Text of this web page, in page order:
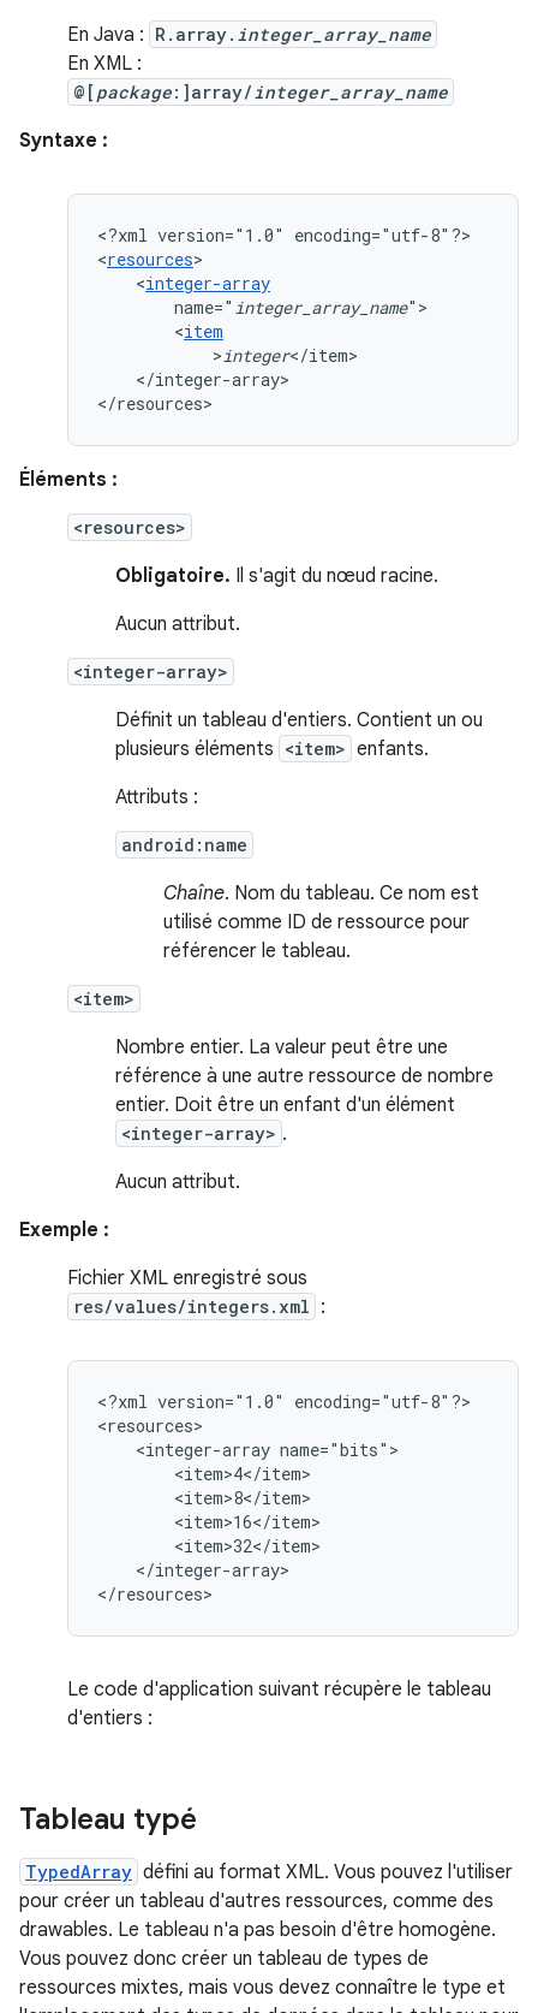
En Java : R.array. integer_array_name
En XML :
@[ package:]array/integer_array_name
Syntaxe :
<?xml version="1.0"
encoding="utf-8"?>
<resources
<integer-array
name=" integer_array_name
<item
>integer
</integer-array>
</resources>
Éléments :
<resources>
Obligatoire. Il s'agit du nœud racine.
Aucun attribut.
<integer-array>
Définit un tableau d'entiers. Contient un ou
plusieurs éléments <item> enfants.
Attributs :
android:name
Chaîne. Nom du tableau. Ce nom est
utilisé comme ID de ressource pour
référencer le tableau.
<item>
Nombre entier. La valeur peut être une
référence à une autre ressource de nombre
entier. Doit être un enfant d'un élément
<integer-array> .
Aucun attribut.
Exemple :
Fichier XML enregistré sous
res/values/integers.xml :
<?xml version="1.0"
encoding="utf-8"?>
<integer-array
</integer-array>
</resources>
Le code d'application suivant récupère le tableau
d'entiers :
Tableau typé
TypedArray défini au format XML. Vous pouvez l'utiliser
pour créer un tableau d'autres ressources, comme des
drawables. Le tableau n'a pas besoin d'être homogène.
Vous pouvez donc créer un tableau de types de
ressources mixtes, mais vous devez connaître le type et